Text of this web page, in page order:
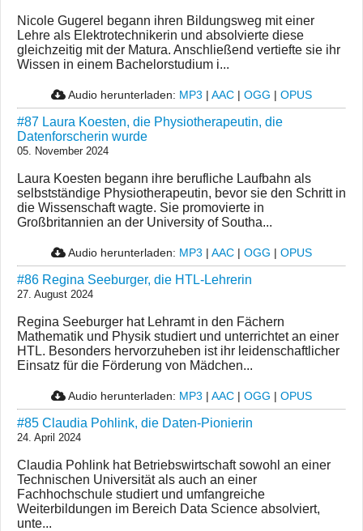
Nicole Gugerel begann ihren Bildungsweg mit einer
Lehre als Elektrotechnikerin und absolvierte diese
gleichzeitig mit der Matura. Anschließend vertiefte sie ihr
Wissen in einem Bachelorstudium i...
Audio herunterladen: MP3 | AAC | OGG | OPUS
#87 Laura Koesten, die Physiotherapeutin, die
Datenforscherin wurde
05. November 2024
Laura Koesten begann ihre berufliche Laufbahn als
selbstständige Physiotherapeutin, bevor sie den Schritt in
die Wissenschaft wagte. Sie promovierte in
Großbritannien an der University of Southa...
Audio herunterladen: MP3 | AAC | OGG | OPUS
#86 Regina Seeburger, die HTL-Lehrerin
27. August 2024
Regina Seeburger hat Lehramt in den Fächern
Mathematik und Physik studiert und unterrichtet an einer
HTL. Besonders hervorzuheben ist ihr leidenschaftlicher
Einsatz für die Förderung von Mädchen...
Audio herunterladen: MP3 | AAC | OGG | OPUS
#85 Claudia Pohlink, die Daten-Pionierin
24. April 2024
Claudia Pohlink hat Betriebswirtschaft sowohl an einer
Technischen Universität als auch an einer
Fachhochschule studiert und umfangreiche
Weiterbildungen im Bereich Data Science absolviert,
unte...